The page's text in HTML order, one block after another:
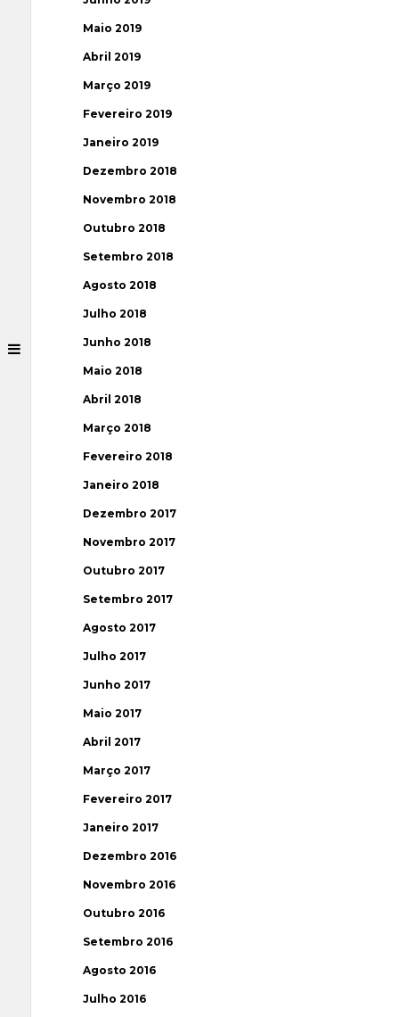
Maio 2019
Abril 2019
Março 2019
Fevereiro 2019
Janeiro 2019
Dezembro 2018
Novembro 2018
Outubro 2018
Setembro 2018
Agosto 2018
Julho 2018
Junho 2018
Maio 2018
Abril 2018
Março 2018
Fevereiro 2018
Janeiro 2018
Dezembro 2017
Novembro 2017
Outubro 2017
Setembro 2017
Agosto 2017
Julho 2017
Junho 2017
Maio 2017
Abril 2017
Março 2017
Fevereiro 2017
Janeiro 2017
Dezembro 2016
Novembro 2016
Outubro 2016
Setembro 2016
Agosto 2016
Julho 2016